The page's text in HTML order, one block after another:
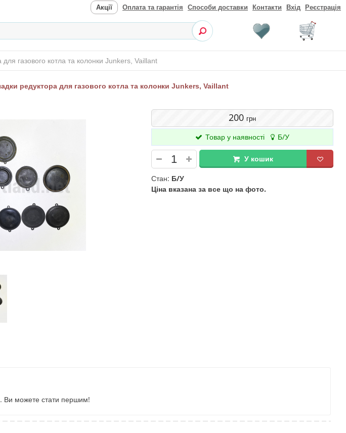
Акції Оплата та гарантія Способи доставки Контакти Вхід Реєстрація
газового котла та колонки Junkers, Vaillant
редуктора для газового котла та колонки Junkers, Vaillant
200 грн
Товар у наявності Б/У
У кошик
Стан: Б/У
Ціна вказана за все що на фото.
Ви можете стати першим!